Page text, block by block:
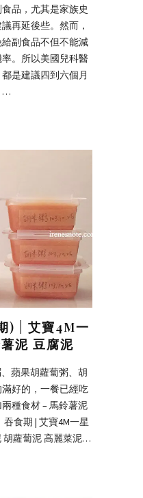
品，尤其是家族史
再延後些。然而，
副食品不但不能減
。所以美國兒科醫
是建議四到六個月
…
) | 艾寶4M一
泥 豆腐泥
蘋果胡蘿蔔粥、胡
好的，一餐已經吃
種食材 – 馬鈴薯泥
食期 | 艾寶4M一星
胡蘿蔔泥 高麗菜泥…